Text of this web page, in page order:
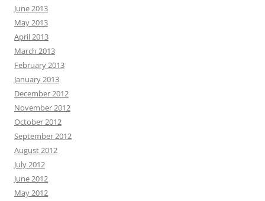
June 2013
May 2013
April 2013
March 2013
February 2013
January 2013
December 2012
November 2012
October 2012
September 2012
August 2012
July 2012
June 2012
May 2012